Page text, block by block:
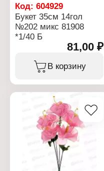
Код: 604929
Букет 35см 14гол
№202 микс 81908
*1/40 Б
81,00 ₽
В корзину